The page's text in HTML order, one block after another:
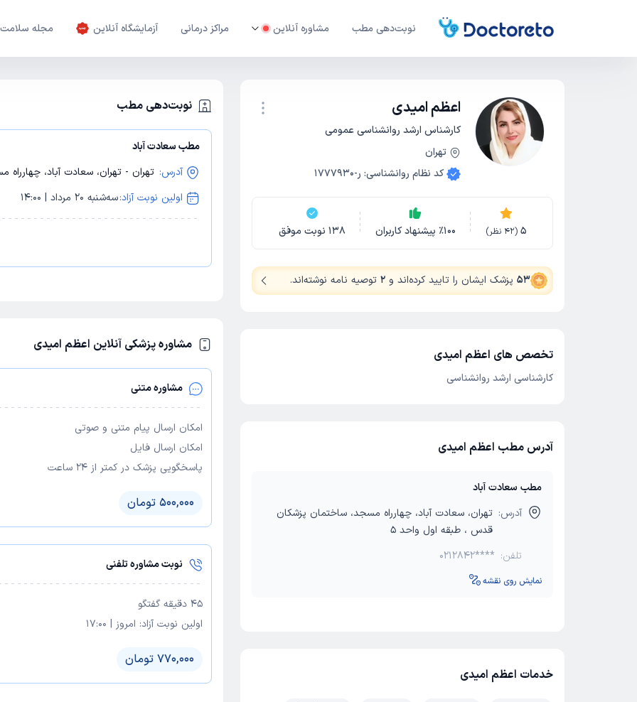
نوبت‌دهی مطب مشاوره آنلاین مراکز درمانی آزمایشگاه آنلاین مجله سلامت
اعظم امیدی
کارشناس ارشد روانشناسی عمومی
تهران
کد نظام روانشناسی: ر-1777930
5
(
42 نظر) ٪100 پیشنهاد کاربران 138 نوبت موفق
53 پزشک ایشان را تایید کرده‌اند و 2 توصیه نامه نوشته‌اند.
نوبت‌دهی مطب
مطب سعادت آباد
آدرس: تهران - تهران، سعادت آباد،
اولین نوبت آزاد:سه‌شنبه 20 مرداد | 14:00
مشاوره پزشکی آنلاین اعظم امیدی
مشاوره متنی
امکان ارسال پیام متنی و صوتی
امکان ارسال فایل
پاسخگویی پزشک در کمتر از ۲۴ ساعت
500,000 تومان
نوبت مشاوره تلفنی
45 دقیقه گفتگو
اولین نوبت آزاد: امروز |
17:00
770,000 تومان
تخصص های اعظم امیدی
کارشناسی ارشد روانشناسی
آدرس مطب اعظم امیدی
مطب سعادت آباد
آدرس: تهران، سعادت آباد، چهارراه مسجد، ساختمان پزشکان
قدس ، طبقه اول واحد 5
تلفن: 0212842****
نمایش روی نقشه
خدمات اعظم امیدی